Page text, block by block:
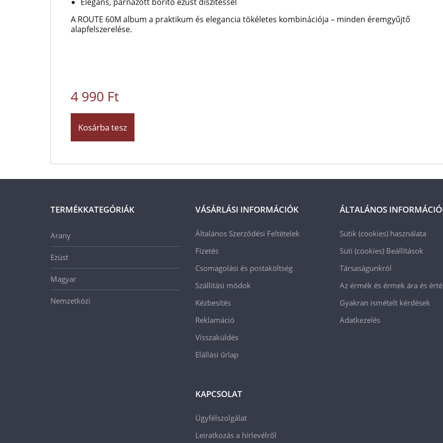
A ROUTE 60M album a praktikum és elegancia tökéletes kombinációja – minden éremgyűjtő
alapfelszerelése.
4 990 Ft
Kosárba tesz
TERMÉKKATEGÓRIÁK
Arany
Ezüst
Magyar
Nemzetközi
VÁSÁRLÁSI INFORMÁCIÓK
Általános Szerződési Feltételek
Fizetés
Csomagolási és postaköltség
Szállítási módok
Kézbesítés
Reklamáció
Visszaküldés
Elállási űrlap
KAPCSOLAT
Ügyfélszolgálat
Leiratkozás a hírlevélről
ÁLTALÁNOS
Sütik (cookies) használata
Süti (cookies) Beállítások
Társaságunkról
Az érmék és érmek ára és
Gyakran ismételt kérdések
Adatkezelés